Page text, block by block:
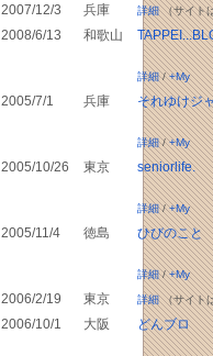
2007/12/3 兵庫 詳細（サイト
2008/6/13 和歌山
詳細/+My
2005/7/1 兵庫 それゆけジ
詳細/+My
2005/10/26 東京 seniorlife.
詳細/+My
2005/11/4 徳島 ひびのこと
詳細/+My
2006/2/19 東京 詳細（サイト
2006/10/1 大阪 どんブロ